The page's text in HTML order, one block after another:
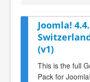
Joomla!
(v1)
This is the full
Pack for